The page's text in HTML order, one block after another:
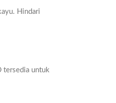
Hindari
tersedia untuk